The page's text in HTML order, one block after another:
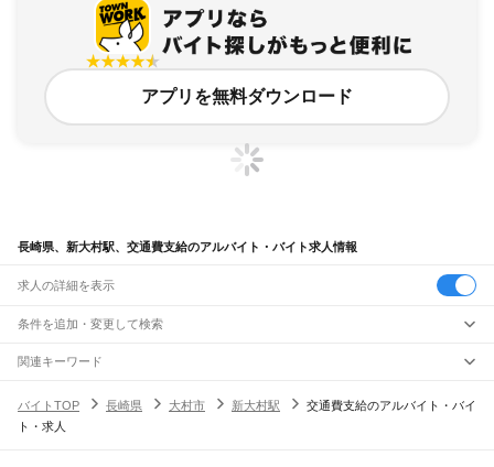
アプリを無料ダウンロード
長崎県、新大村駅、交通費支給のアルバイト・バイト求人情報
求人の詳細を表示
条件を追加・変更して検索
市区町村を追加・変更
長崎県すべて
長崎市
駅を追加・変更
職種を追加・変更
関連キーワード
バイトTOP
長崎県 大村市 新大村駅
交通費支給のアルバイト・バイ
ト・求人